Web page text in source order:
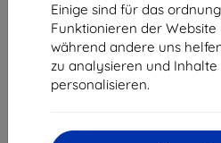
Einige sind für das
Funktionieren der Website
während andere uns
zu analysieren und Inhalte
personalisieren.
Geeignet für: Sony Xperia 1 VII
11,90 €
10,71 €